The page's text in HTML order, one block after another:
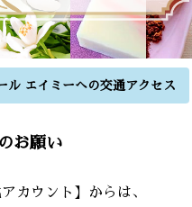
ル エイミーへの交通アクセス
お願い
カウント】からは、